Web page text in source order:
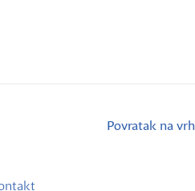
Povratak na vrh